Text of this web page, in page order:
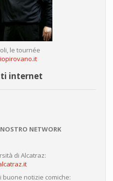
le tournée
internet
NETWORK
di Alcatraz:
buone notizie comiche: